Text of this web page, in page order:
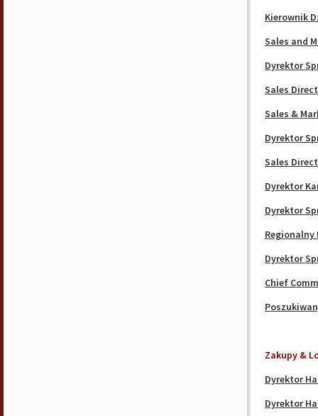
Kierownik
Sales and
Dyrektor
Sales
Sales &
Dyrektor
Sales
Dyrektor
Dyrektor
Regionalny
Dyrektor
Chief
Zakupy &
Dyrektor
Dyrektor